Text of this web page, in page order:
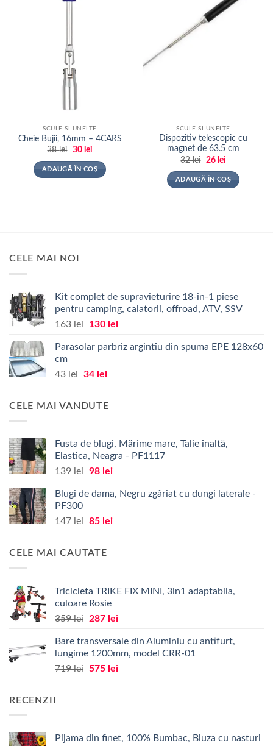
SCULE SI UNELTE
Cheie Bujii, 16mm – 4CARS
38lei
Prețul
a
fost:
30 leiPrețul
este:
30 lei.
ADAUGĂ ÎN COȘ
SCULE SI UNELTE
Dispozitiv telescopic cu
magnet de 63.5 cm
32lei
Prețul
a
fost:
32 lei.
26 leiPrețul
este:
26 lei.
ADAUGĂ ÎN COȘ
CELE MAI NOI
Kit complet de supravieturire 18-in-1 piese
pentru camping, calatorii, offroad, ATV, SSV
163lei
Prețul
a
163 lei.
130 leiPrețul
este:
Parasolar parbriz argintiu din spuma EPE 128x60
cm
43lei Prețul
fost:
34 leiPrețul
34 lei.
CELE MAI VANDUTE
Fusta de blugi, Mărime mare, Talie înaltă,
Elastica, Neagra - PF1117
139lei Prețul
a
139 lei.
98 leiPrețul
este:
Blugi de dama, Negru zgâriat cu dungi laterale -
PF300
147lei Prețul
fost:
85 leiPrețul
CELE MAI CAUTATE
Tricicleta TRIKE FIX MINI, 3in1 adaptabila,
culoare Rosie
359lei
Prețul
a
fost:
359 lei.
287 leiPrețul
este:
287 lei.
Bare transversale din Aluminiu cu antifurt,
lungime 1200mm, model CRR-01
719lei
Prețul
575 leiPrețul
RECENZII
Pijama din finet, 100% Bumbac, Bluza cu nasturi